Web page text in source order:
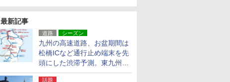
最新記事
道路 シーズン
九州の高速道路、お盆期間は
松橋ICなど通行止め端末を先
頭にした渋滞予測。東九州道
への迂回は料金調整を実施
話題